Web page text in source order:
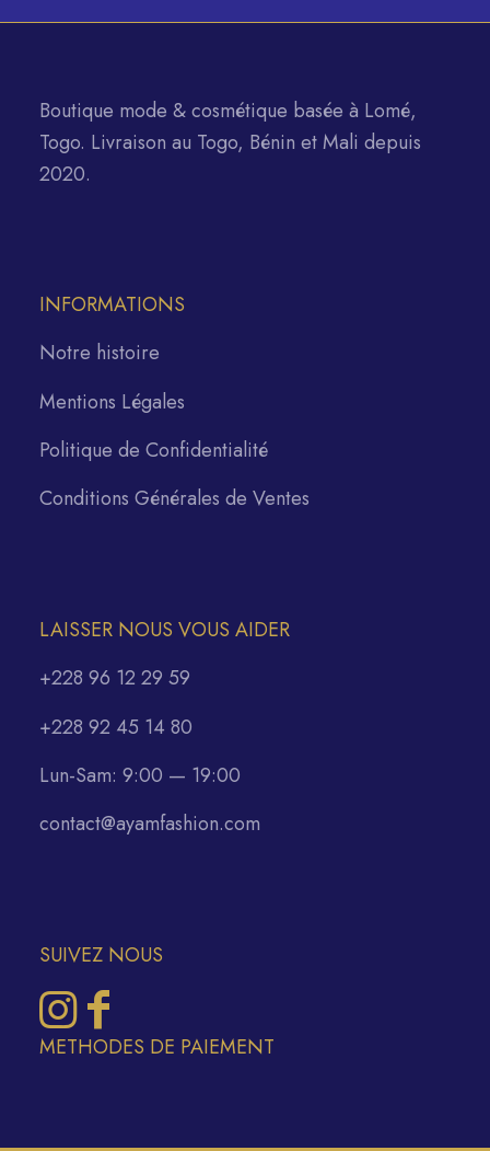
Boutique mode & cosmétique basée à Lomé,
Togo. Livraison au Togo, Bénin et Mali depuis
2020.
INFORMATIONS
Notre histoire
Mentions Légales
Politique de Confidentialité
Conditions Générales de Ventes
LAISSER NOUS VOUS AIDER
+228 96 12 29 59
+228 92 45 14 80
Lun-Sam: 9:00 — 19:00
contact@ayamfashion.com
SUIVEZ NOUS
METHODES DE PAIEMENT